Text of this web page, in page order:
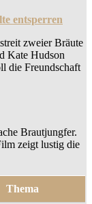
entsperren
zweier Bräute
Kate Hudson
die Freundschaft
Brautjungfer.
zeigt lustig die
Thema